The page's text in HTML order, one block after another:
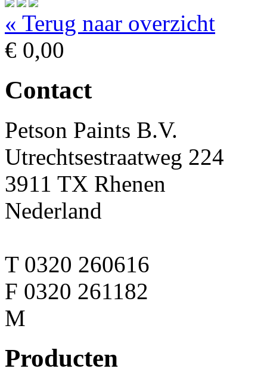
« Terug naar overzicht
€ 0,00
Contact
Petson Paints B.V.
Utrechtsestraatweg 224
3911 TX Rhenen
Nederland
T 0320 260616
F 0320 261182
M
Producten